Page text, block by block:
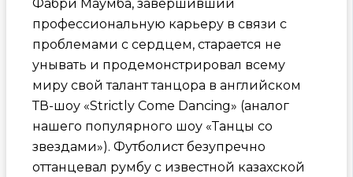
Фабри Маумба, завершивший
профессиональную карьеру в связи с
проблемами с сердцем, старается не
унывать и продемонстрировал всему
миру свой талант танцора в английском
ТВ-шоу «Strictly Come Dancing» (аналог
нашего популярного шоу «Танцы со
звездами»). Футболист безупречно
оттанцевал румбу с известной казахской